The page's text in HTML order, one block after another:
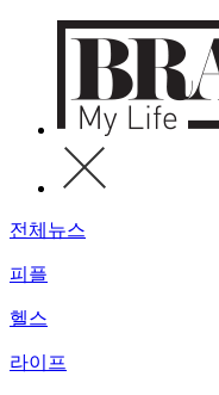
전체뉴스
피플
헬스
라이프